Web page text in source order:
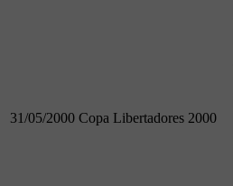
31/05/2000 Copa Libertadores 2000